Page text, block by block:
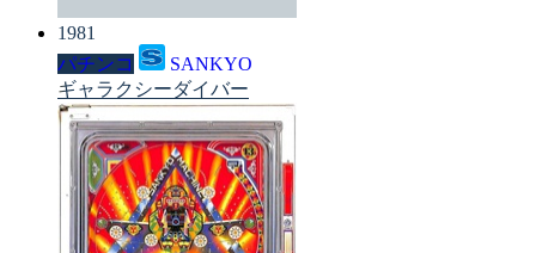
1981
パチンコ
SANKYO
ギャラクシーダイバー